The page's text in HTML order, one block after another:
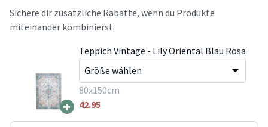
Sichere dir zusätzliche Rabatte, wenn du Produkte
miteinander kombinierst.
+
Teppich Vintage - Lily Oriental Blau Rosa
80x150cm
42.95